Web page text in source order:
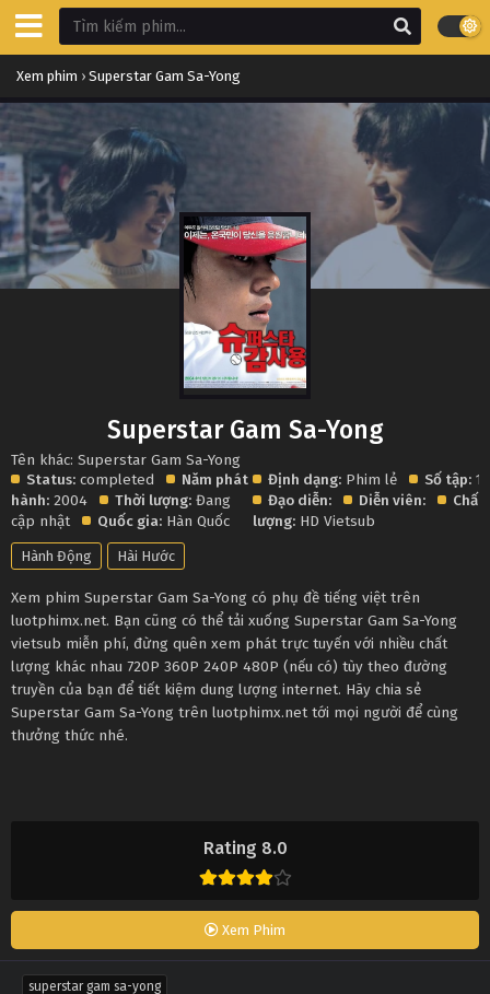
Xem phim › Superstar Gam Sa-Yong
Rating 8.0
Xem Phim
Superstar Gam Sa-Yong
Tên khác: Superstar Gam Sa-Yong
Status: completed
Năm phát
hành: 2004 Thời lượng: Đang
cập nhật
Quốc gia: Hàn Quốc
Định dạng: Phim lẻ Số tập: 1
Đạo diễn:
Diễn viên:
Chất
lượng: HD Vietsub
Hành Động Hài Hước
Xem phim Superstar Gam Sa-Yong có phụ đề tiếng việt trên
luotphimx.net. Bạn cũng có thể tải xuống Superstar Gam Sa-Yong
vietsub miễn phí, đừng quên xem phát trực tuyến với nhiều chất
lượng khác nhau 720P 360P 240P 480P (nếu có) tùy theo đường
truyền của bạn để tiết kiệm dung lượng internet. Hãy chia sẻ
Superstar Gam Sa-Yong trên luotphimx.net tới mọi người để cùng
thưởng thức nhé.
superstar gam sa-yong